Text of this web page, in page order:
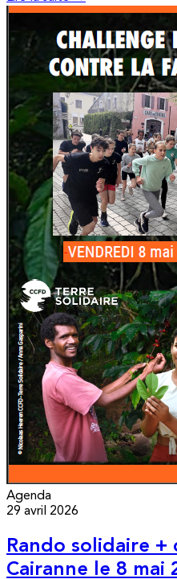
Agenda
29 avril 2026
Rando solidaire +
Cairanne le 8 mai